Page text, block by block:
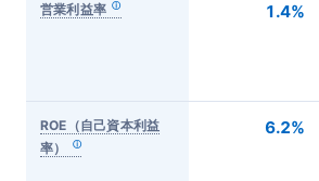
営業利益率 1.4%
ROE（自己資本利益
率）
6.2%